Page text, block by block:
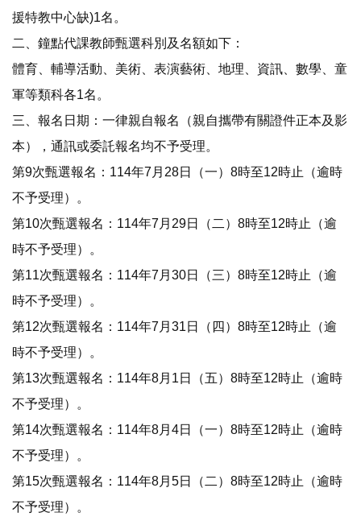
援特教中心缺)1名。
二、鐘點代課教師甄選科別及名額如下：
體育、輔導活動、美術、表演藝術、地理、資訊、數學、童
軍等類科各1名。
三、報名日期：一律親自報名（親自攜帶有關證件正本及影
本），通訊或委託報名均不予受理。
第9次甄選報名：114年7月28日（一）8時至12時止（逾時
不予受理）。
第10次甄選報名：114年7月29日（二）8時至12時止（逾
時不予受理）。
第11次甄選報名：114年7月30日（三）8時至12時止（逾
時不予受理）。
第12次甄選報名：114年7月31日（四）8時至12時止（逾
時不予受理）。
第13次甄選報名：114年8月1日（五）8時至12時止（逾時
不予受理）。
第14次甄選報名：114年8月4日（一）8時至12時止（逾時
不予受理）。
第15次甄選報名：114年8月5日（二）8時至12時止（逾時
不予受理）。